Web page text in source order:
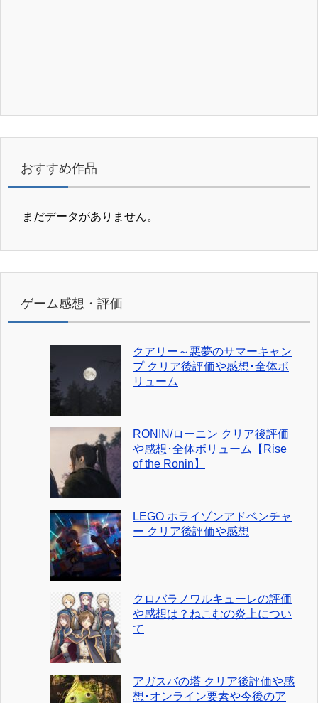
おすすめ作品
まだデータがありません。
ゲーム感想・評価
クアリー～悪夢のサマーキャン
プ クリア後評価や感想･全体ボ
リューム
RONIN/ローニン クリア後評価
や感想･全体ボリューム【Rise
of the Ronin】
LEGO ホライゾンアドベンチャ
ー クリア後評価や感想
クロバラノワルキューレの評価
や感想は？ねこむの炎上につい
て
アガスバの塔 クリア後評価や感
想･オンライン要素や今後のア